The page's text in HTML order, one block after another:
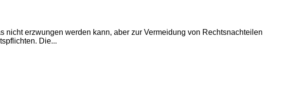
erzwungen werden kann, aber zur Vermeidung von Rechtsnachteilen
Die...